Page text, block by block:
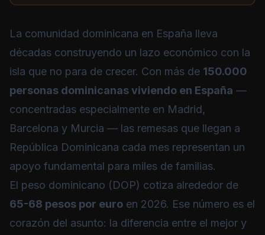
La comunidad dominicana en España lleva
décadas construyendo un lazo económico con la
isla que no para de crecer. Con más de 150.000
personas dominicanas viviendo en España —
concentradas especialmente en Madrid,
Barcelona y Murcia — las remesas que llegan a
República Dominicana cada mes representan un
apoyo fundamental para miles de familias.
El peso dominicano (DOP) cotiza alrededor de
65-68 pesos por euro en 2026. Ese número es el
corazón del asunto: la diferencia entre el mejor y